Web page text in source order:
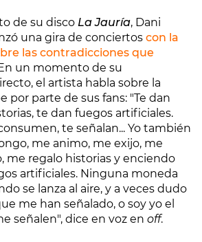
de su disco La Jauría, Dani
una gira de conciertos con la
las contradicciones que
un momento de su
el artista habla sobre la
por parte de sus fans: "Te dan
te dan fuegos artificiales.
te señalan... Yo también
me animo, me exijo, me
me regalo historias y enciendo
artificiales. Ninguna moneda
se lanza al aire, y a veces dudo
me han señalado, o soy yo el
señalen", dice en voz en off.